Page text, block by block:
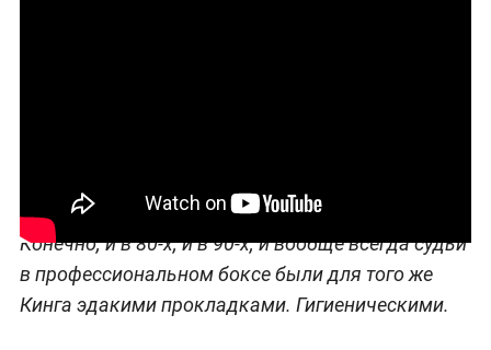
Конечно, и в 80-х, и в 90-х, и вообще всегда судьи
в профессиональном боксе были для того же
Кинга эдакими прокладками. Гигиеническими.